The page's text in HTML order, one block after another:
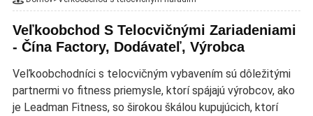
Veľkoobchod S Telocvičnými Zariadeniami
- Čína Factory, Dodávateľ, Výrobca
Veľkoobchodníci s telocvičným vybavením sú dôležitými
partnermi vo fitness priemysle, ktorí spájajú výrobcov, ako
je Leadman Fitness, so širokou škálou kupujúcich, ktorí